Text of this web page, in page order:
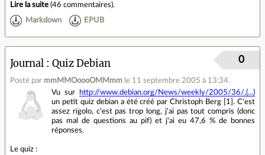
Lire la suite (46 commentaires).
Markdown EPUB
Journal Quiz Debian
Posté par mmMMOoooOMMmm le 11 septembre 2005 à 13:34.
0
Vu sur
http://www.debian.org/News/weekly/2005/36/,(...)
un petit quiz debian a été créé par Christoph Berg [1]. C'est
assez rigolo, c'est pas trop long, j'ai pas tout compris (donc
pas mal de questions au pif) et j'ai eu 47,6 % de bonnes
réponses.
Le quiz :